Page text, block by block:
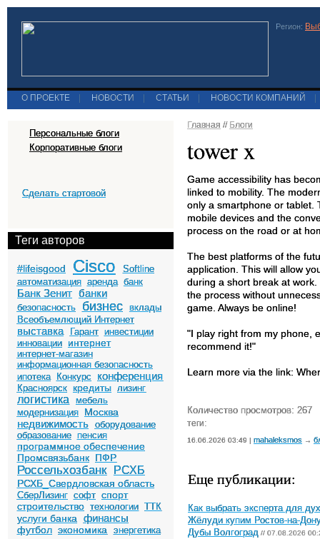
Регион:
О ПРОЕКТЕ НОВОСТИ СТАТЬИ НОВОСТИ КОМПАНИЙ
Персональные блоги
Корпоративные блоги
Сделать стартовой
Теги авторов
#lifeisgood Cisco
Softline
автоматизация аренда банк
Банк Зенит банки
безопасность бизнес
вклады
Всеобъемлющий Интернет
выставка Гарант инвестиции
инновации
интернет
интернет-магазин
информационная безопасность
ипотека
Конкурс конференция
Красноярск кредиты лизинг
логистика
мебель
модернизация
Москва
недвижимость оборудование
образование пенсия
программное обеспечение
Промсвязьбанк ПФР
Россельхозбанк РСХБ
РСХБ_Свердловская область
СберЛизинг софт спорт
строительство технологии ТТК
услуги банка финансы
футбол экономика энергетика
Главная // Блоги
tower x
Game accessibility has
linked to mobility. The
only a smartphone or tablet.
mobile devices and the
process on the road or at
The best platforms of the
application. This will allow
during a short break at
the process without
game. Always be online!
"I play right from my phone,
recommend it!"
Learn more via the link:
Количество просмотров: 267
теги:
16.06.2026 03:49 | mahaleksmos →
Еще публикации:
Как выбрать эксперта для
Жёлуди купим Ростов-на-
Дубы Волгоград // 07.08.2026